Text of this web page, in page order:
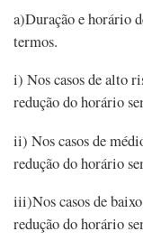
a)Duração e horário
termos.
i) Nos casos de alto
redução do horário
ii) Nos casos de
redução do horário
iii)Nos casos de
redução do horário